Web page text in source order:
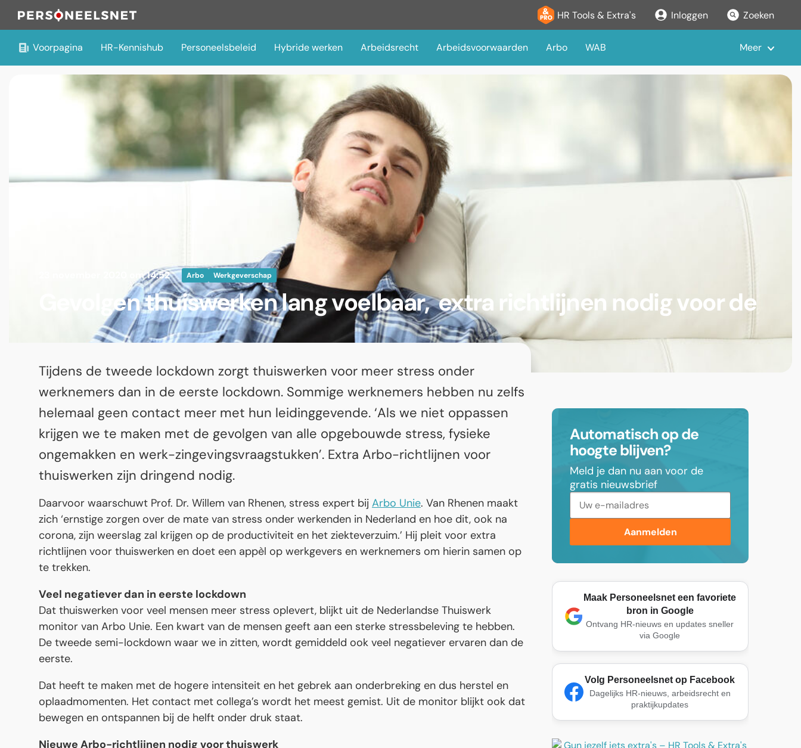
HR Tools & Extra's Inloggen Zoeken
Voorpagina HR-Kennishub Personeelsbeleid Hybride werken Arbeidsrecht Arbeidsvoorwaarden Arbo WAB Meer
23 november 2020 om 14:52 Arbo Werkgeverschap
Gevolgen thuiswerken lang voelbaar, extra richtlijnen nodig voor de
Tijdens de tweede lockdown zorgt thuiswerken voor meer stress onder
werknemers dan in de eerste lockdown. Sommige werknemers hebben nu zelfs
helemaal geen contact meer met hun leidinggevende. ‘Als we niet oppassen
krijgen we te maken met de gevolgen van alle opgebouwde stress, fysieke
ongemakken en werk-zingevingsvraagstukken’. Extra Arbo-richtlijnen voor
thuiswerken zijn dringend nodig.
Daarvoor waarschuwt Prof. Dr. Willem van Rhenen, stress expert bij Arbo Unie. Van Rhenen maakt
zich ‘ernstige zorgen over de mate van stress onder werkenden in Nederland en hoe dit, ook na
corona, zijn weerslag zal krijgen op de productiviteit en het ziekteverzuim.’ Hij pleit voor extra
richtlijnen voor thuiswerken en doet een appèl op werkgevers en werknemers om hierin samen op
te trekken.
Veel negatiever dan in eerste lockdown
Dat thuiswerken voor veel mensen meer stress oplevert, blijkt uit de Nederlandse Thuiswerk
monitor van Arbo Unie. Een kwart van de mensen geeft aan een sterke stressbeleving te hebben.
De tweede semi-lockdown waar we in zitten, wordt gemiddeld ook veel negatiever ervaren dan de
eerste.
Dat heeft te maken met de hogere intensiteit en het gebrek aan onderbreking en dus herstel en
oplaadmomenten. Het contact met collega’s wordt het meest gemist. Uit de monitor blijkt ook dat
bewegen en ontspannen bij de helft onder druk staat.
Nieuwe Arbo-richtlijnen nodig voor thuiswerk
Automatisch op de
hoogte blijven?
Meld je dan nu aan voor de
gratis nieuwsbrief
Aanmelden
Maak Personeelsnet een favoriete
bron in Google
Ontvang HR-nieuws en updates sneller
via Google
Volg Personeelsnet op Facebook
Dagelijks HR-nieuws, arbeidsrecht en
praktijkupdates